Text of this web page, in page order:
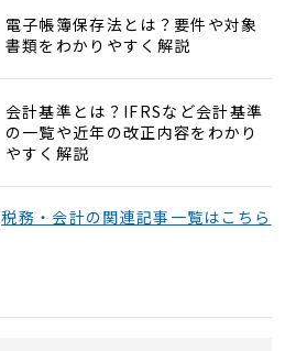
電子帳簿保存法とは？要件や対象
書類をわかりやすく解説
会計基準とは？IFRSなど会計基準
の一覧や近年の改正内容をわかり
やすく解説
税務・会計の関連記事一覧はこちら